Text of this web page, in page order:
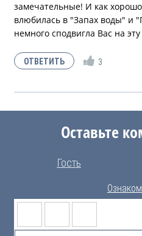
замечательные! И как
влюбилась в "Запах воды" и
немного сподвигла Вас на
3
Оставьте
Гость